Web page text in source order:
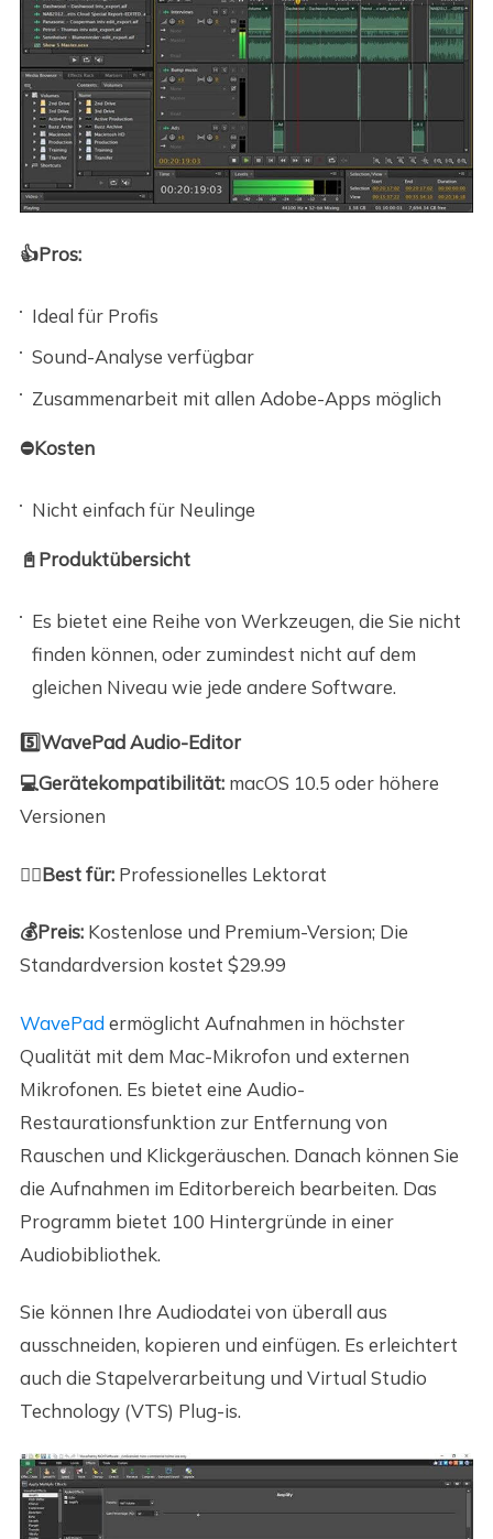
👍Pros:
Ideal für Profis
Sound-Analyse verfügbar
Zusammenarbeit mit allen Adobe-Apps möglich
⛔Kosten
Nicht einfach für Neulinge
📓Produktübersicht
Es bietet eine Reihe von Werkzeugen, die Sie nicht
finden können, oder zumindest nicht auf dem
gleichen Niveau wie jede andere Software.
5️⃣WavePad Audio-Editor
💻Gerätekompatibilität: macOS 10.5 oder höhere
Versionen
🙆‍♀️Best für:Professionelles Lektorat
💰Preis:Kostenlose und Premium-Version; Die
Standardversion kostet $29.99
WavePadermöglicht Aufnahmen in höchster
Qualität mit dem Mac-Mikrofon und externen
Mikrofonen. Es bietet eine Audio-
Restaurationsfunktion zur Entfernung von
Rauschen und Klickgeräuschen. Danach können Sie
die Aufnahmen im Editorbereich bearbeiten. Das
Programm bietet 100 Hintergründe in einer
Audiobibliothek.
Sie können Ihre Audiodatei von überall aus
ausschneiden, kopieren und einfügen. Es erleichtert
auch die Stapelverarbeitung und Virtual Studio
Technology (VTS) Plug-is.